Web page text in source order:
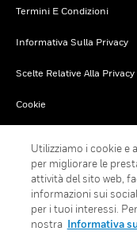
Termini E Condizioni
Informativa Sulla Privacy
Scelte Relative Alla Privacy
Cookie
Utilizziamo i cookie e
per migliorare le
attività del sito web,
informazioni sui
per i tuoi interessi.
nostra Informativa